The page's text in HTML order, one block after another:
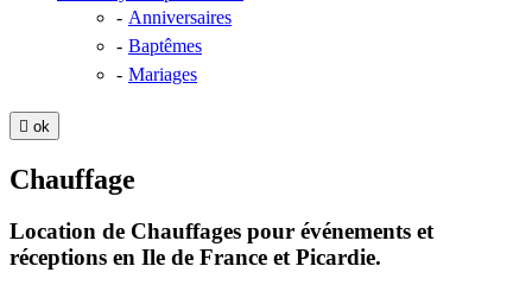
Anniversaires
Baptêmes
Mariages
 ok
Chauffage
Location de Chauffages pour événements et
réceptions en Ile de France et Picardie.